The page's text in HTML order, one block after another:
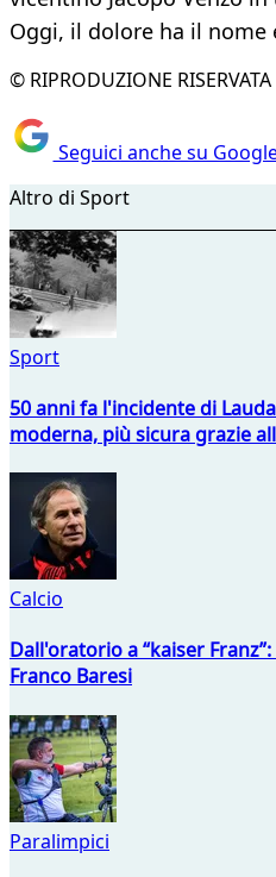
Oggi, il dolore ha il
© RIPRODUZIONE RISERVATA
Seguici anche su
Altro di Sport
Sport
50 anni fa l'incidente di
moderna, più sicura grazie
Calcio
Dall'oratorio a “kaiser
Franco Baresi
Paralimpici